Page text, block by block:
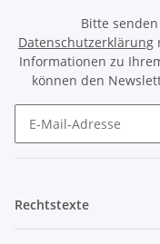
Bitte
Datenschutzerklärung
Informationen zu
können den
Rechtstexte